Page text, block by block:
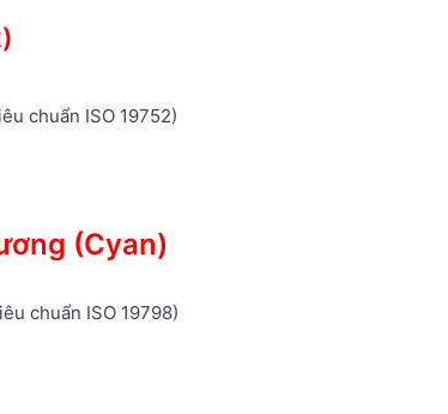
chuẩn ISO 19752)
(Cyan)
chuẩn ISO 19798)